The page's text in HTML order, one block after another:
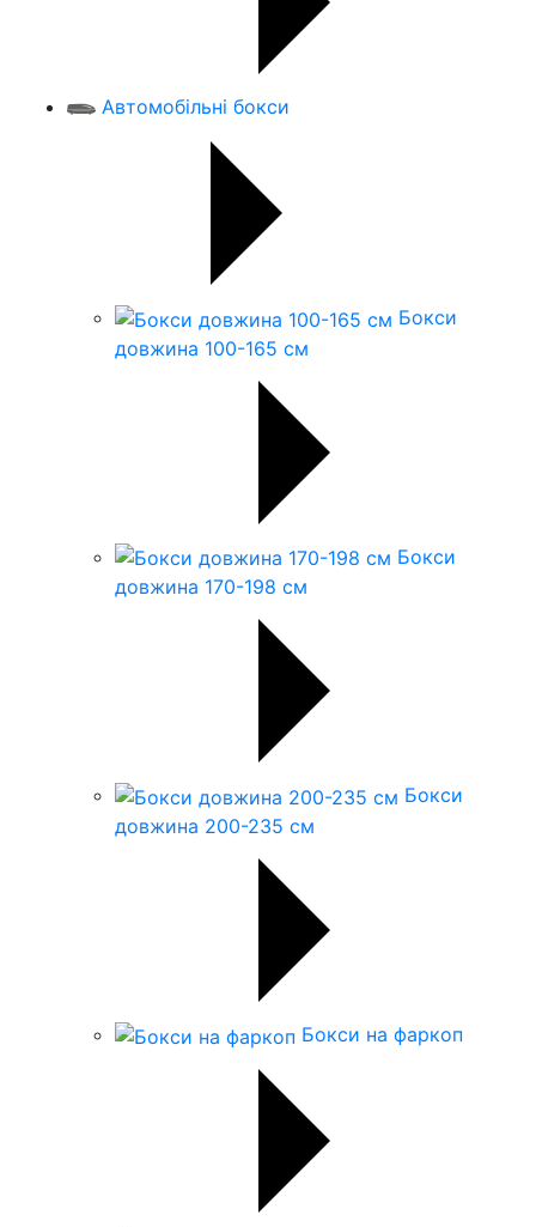
Автомобільні бокси
Бокси
довжина 100-165 см
Бокси
довжина 170-198 см
Бокси
довжина 200-235 см
Бокси на фаркоп